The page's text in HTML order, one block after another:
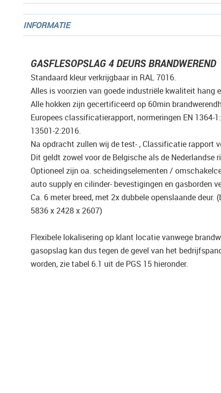
de
afbeeldingen-
gallerij
INFORMATIE
GASFLESOPSLAG 4 DEURS BRANDWEREND
Standaard kleur verkrijgbaar in RAL 7016.
Alles is voorzien van goede industriële kwaliteit hang
Alle hokken zijn gecertificeerd op 60min
Europees classificatierapport, normeringen EN 1364-
13501-2:2016.
Na opdracht zullen wij de test- , Classificatie rapport
Dit geldt zowel voor de Belgische als de Nederlandse
Optioneel zijn oa. scheidingselementen /
auto supply en cilinder- bevestigingen en gasborden
Ca. 6 meter breed, met 2x dubbele openslaande deur.
5836 x 2428 x 2607)
Flexibele lokalisering op klant locatie vanwege
gasopslag kan dus tegen de gevel van het
worden, zie tabel 6.1 uit de PGS 15 hieronder.